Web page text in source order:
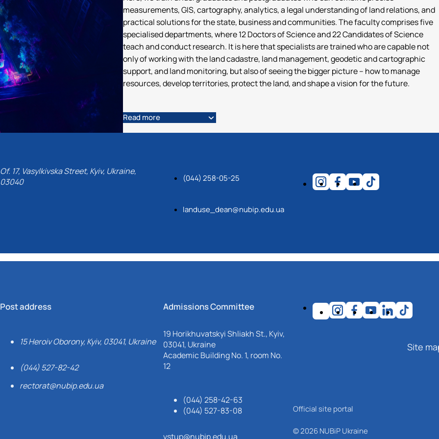
measurements, GIS, cartography, analytics, a legal understanding of land relations, and
practical solutions for the state, business and communities. The faculty comprises five
specialised departments, where 12 Doctors of Science and 22 Candidates of Science
teach and conduct research. It is here that specialists are trained who are capable not
only of working with the land cadastre, land management, geodetic and cartographic
support, and land monitoring, but also of seeing the bigger picture – how to manage
resources, develop territories, protect the land, and shape a vision for the future.
Read more
Of. 17, Vasylkivska Street, Kyiv, Ukraine,
03040
(044) 258-05-25
landuse_dean@nubip.edu.ua
Post address
15 Heroiv Oborony, Kyiv, 03041, Ukraine
(044) 527-82-42
rectorat@nubip.edu.ua
Admissions Committee
19 Horikhuvatskyi Shliakh St., Kyiv,
03041, Ukraine
Academic Building No. 1, room No.
12
(044) 258-42-63
(044) 527-83-08
vstup@nubip.edu.ua
Site
Official site portal
© 2026 NUBiP Ukraine